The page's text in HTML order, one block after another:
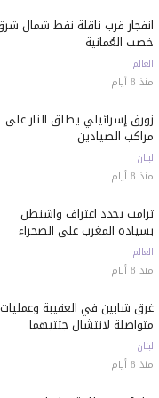
انفجار قرب ناقلة نفط شمال
خصب العُمانية
العالم
منذ 8 أيام
زورق إسرائيلي يطلق النار على
مراكب الصيادين
لبنان
منذ 8 أيام
ترامب يجدد اعتراف واشنطن
بسيادة المغرب على الصحراء
العالم
منذ 8 أيام
غرق شابين في العقيبة وعمليات
متواصلة لانتشال جثتيهما
لبنان
منذ 8 أيام